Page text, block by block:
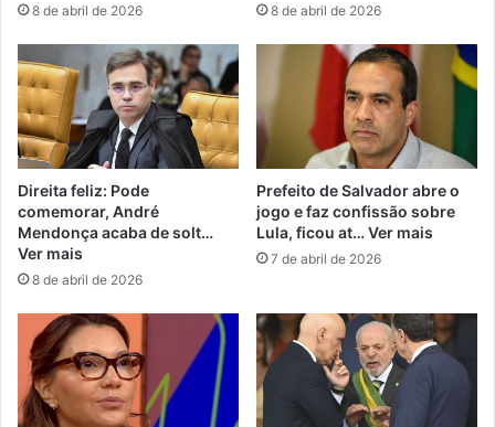
8 de abril de 2026 8 de abril de 2026
Direita feliz: Pode
comemorar, André
Mendonça acaba de solt…
Ver mais
8 de abril de 2026
Prefeito de Salvador abre o
jogo e faz confissão sobre
Lula, ficou at… Ver mais
7 de abril de 2026